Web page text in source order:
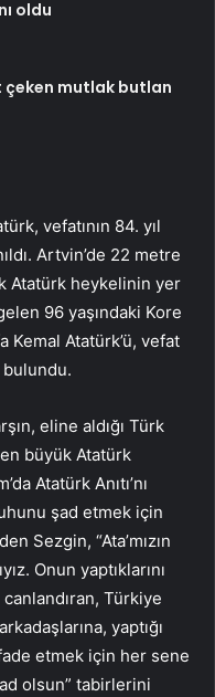
oldu
çeken mutlak butlan
vefatının 84. yıl
Artvin’de 22 metre
Atatürk heykelinin yer
96 yaşındaki Kore
Kemal Atatürk’ü, vefat
eline aldığı Türk
büyük Atatürk
Atatürk Anıtı’nı
şad etmek için
Sezgin, “Ata’mızın
Onun yaptıklarını
Türkiye
yaptığı
etmek için her sene
olsun” tabirlerini